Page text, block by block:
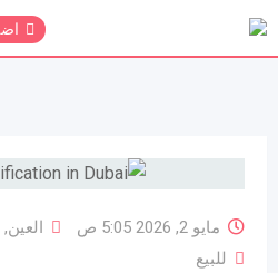
تخطي
مايو 2, 2026 5:05 ص العين,
للبيع